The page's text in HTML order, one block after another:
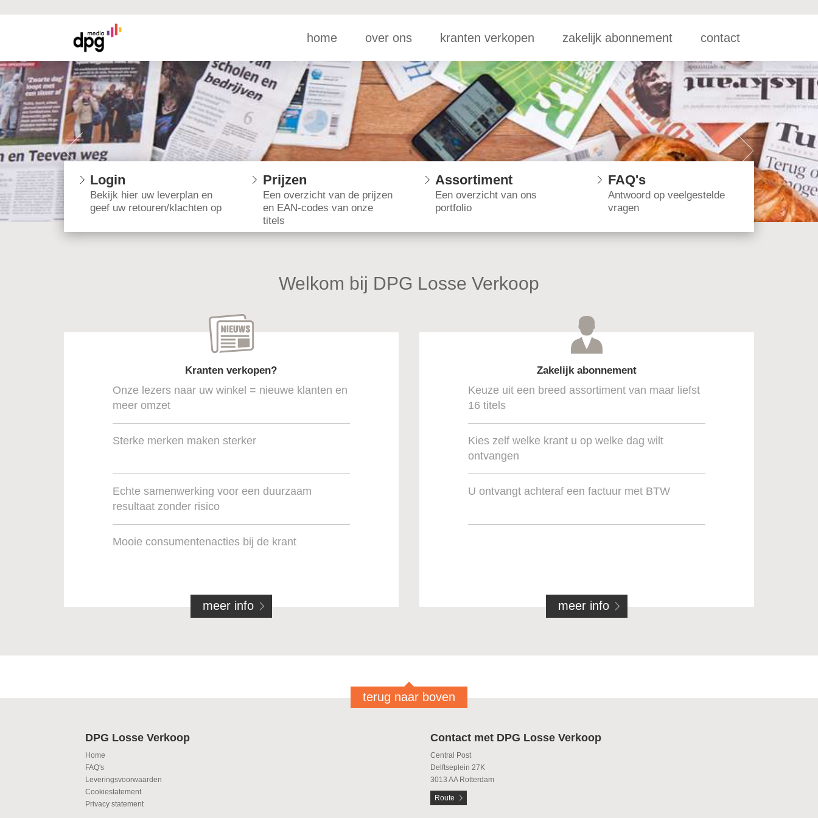
home over ons kranten verkopen zakelijk abonnement contact
Login
Bekijk hier uw leverplan en
geef uw retouren/klachten op
Prijzen
Een overzicht van de prijzen
en EAN-codes van onze
titels
Assortiment
Een overzicht van ons
portfolio
FAQ's
Antwoord op veelgestelde
vragen
Welkom bij DPG Losse Verkoop
Kranten verkopen?
Onze lezers naar uw winkel = nieuwe klanten en
meer omzet
Sterke merken maken sterker
Echte samenwerking voor een duurzaam
resultaat zonder risico
Mooie consumentenacties bij de krant
meer info
Zakelijk abonnement
Keuze uit een breed assortiment van maar liefst
16 titels
Kies zelf welke krant u op welke dag wilt
ontvangen
U ontvangt achteraf een factuur met BTW
meer info
terug naar boven
DPG Losse Verkoop
Home
FAQ's
Leveringsvoorwaarden
Cookiestatement
Privacy statement
Contact met DPG Losse Verkoop
Central Post
Delftseplein 27K
3013 AA Rotterdam
Route